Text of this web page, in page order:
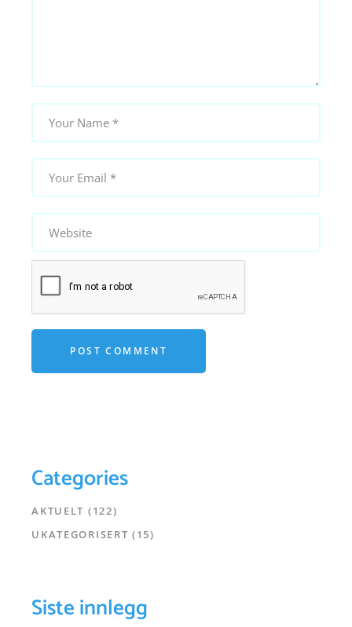
POST COMMENT
Categories
AKTUELT (122)
UKATEGORISERT (15)
Siste innlegg